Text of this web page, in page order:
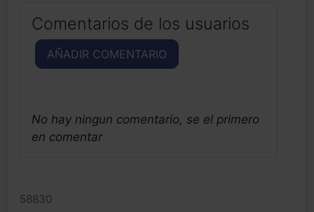
Comentarios de los usuarios
AÑADIR COMENTARIO
No hay ningun comentario, se el primero
en comentar
58830